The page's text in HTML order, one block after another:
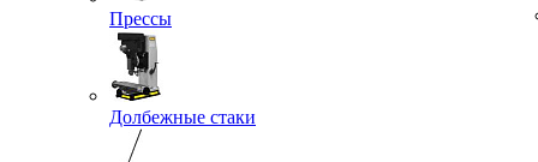
Прессы
Долбежные стаки